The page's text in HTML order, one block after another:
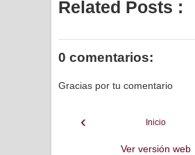
Related Posts :
0 comentarios:
Gracias por tu comentario
‹ Inicio
Ver versión web